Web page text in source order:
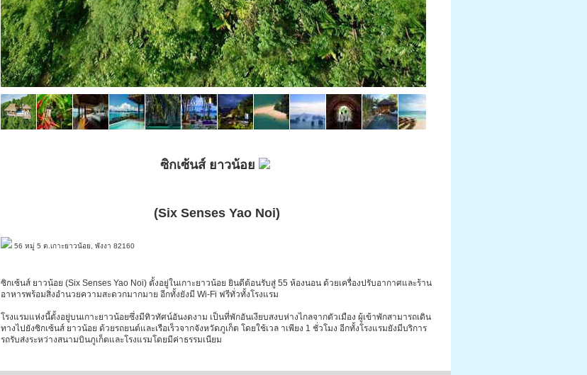
ซิกเซ้นส์ ยาวน้อย
(Six Senses Yao Noi)
56 หมู่ 5 ต.เกาะยาวน้อย, พังงา 82160
ซิกเซ้นส์ ยาวน้อย (Six Senses Yao Noi) ตั้งอยู่ในเกาะยาวน้อย ยินดีต้อนรับสู่ 55 ห้องนอน ด้วยเครื่องปรับอากาศและร้าน
อาหารพร้อมสิ่งอำนวยความสะดวกมากมาย อีกทั้งยังมี Wi-Fi ฟรีทั่วทั้งโรงแรม
โรงแรมแห่งนี้ตั้งอยู่บนเกาะยาวน้อยซึ่งมีทิวทัศน์อันงดงาม เป็นที่พักอันเงียบสงบห่างไกลจากตัวเมือง ผู้เข้าพักสามารถเดิน
ทางไปยังซิกเซ้นส์ ยาวน้อย ด้วยรถยนต์และเรือเร็วจากจังหวัดภูเก็ต โดยใช้เวล าเพียง 1 ชั่วโมง อีกทั้งโรงแรมยังมีบริการ
รถรับส่งระหว่างสนามบินภูเก็ตและโรงแรมโดยมีค่าธรรมเนียม